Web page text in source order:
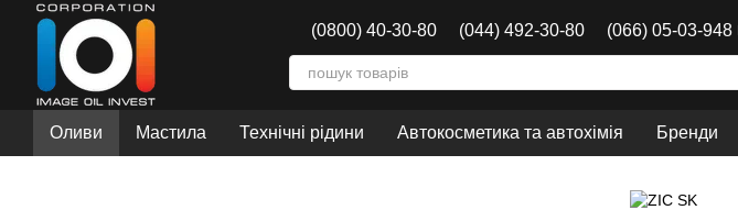
Перейти до основного контенту
(0800) 40-30-80 (044) 492-30-80 (066) 05-03-948
Оливи Мастила Технічні рідини Автокосметика та автохімія Бренди